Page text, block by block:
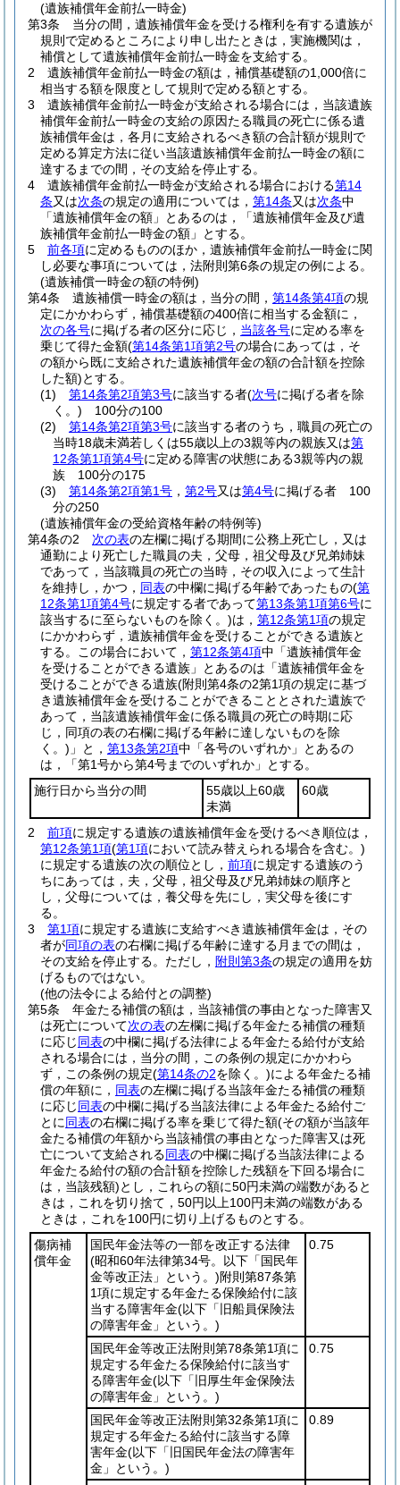
(遺族補償年金前払一時金)
第3条
当分の間，遺族補償年金を受ける権利を有する遺族が
規則で定めるところにより申し出たときは，実施機関は，
補償として遺族補償年金前払一時金を支給する。
2
遺族補償年金前払一時金の額は，補償基礎額の1,000倍に
相当する額を限度として規則で定める額とする。
3
遺族補償年金前払一時金が支給される場合には，当該遺族
補償年金前払一時金の支給の原因たる職員の死亡に係る遺
族補償年金は，各月に支給されるべき額の合計額が規則で
定める算定方法に従い当該遺族補償年金前払一時金の額に
達するまでの間，その支給を停止する。
4
遺族補償年金前払一時金が支給される場合における第14
条又は次条の規定の適用については， 第14条又は次条中
「遺族補償年金の額」とあるのは，「遺族補償年金及び遺
族補償年金前払一時金の額」とする。
5
前各項に定めるもののほか，遺族補償年金前払一時金に関
し必要な事項については，法附則第6条の規定の例による。
(遺族補償一時金の額の特例)
第4条
遺族補償一時金の額は，当分の間， 第14条第4項の規
定にかかわらず，補償基礎額の400倍に相当する金額に，
次の各号に掲げる者の区分に応じ， 当該各号に定める率を
乗じて得た金額(第14条第1項第2号の場合にあっては，そ
の額から既に支給された遺族補償年金の額の合計額を控除
した額)とする。
(1)
第14条第2項第3号に該当する者(次号に掲げる者を除
く。) 100分の100
(2)
第14条第2項第3号に該当する者のうち，職員の死亡の
当時18歳未満若しくは55歳以上の3親等内の親族又は第
12条第1項第4号に定める障害の状態にある3親等内の親
族 100分の175
(3)
第14条第2項第1号 ， 第2号又は第4号に掲げる者 100
分の250
(遺族補償年金の受給資格年齢の特例等)
第4条の2
次の表の左欄に掲げる期間に公務上死亡し，又は
通勤により死亡した職員の夫，父母，祖父母及び兄弟姉妹
であって，当該職員の死亡の当時，その収入によって生計
を維持し，かつ， 同表の中欄に掲げる年齢であったもの(第
12条第1項第4号に規定する者であって第13条第1項第6号に
該当するに至らないものを除く。)は， 第12条第1項の規定
にかかわらず，遺族補償年金を受けることができる遺族と
する。
この場合において， 第12条第4項中「遺族補償年金
を受けることができる遺族」とあるのは「遺族補償年金を
受けることができる遺族(附則第4条の2第1項の規定に基づ
き遺族補償年金を受けることができることとされた遺族で
あって，当該遺族補償年金に係る職員の死亡の時期に応
じ，同項の表の右欄に掲げる年齢に達しないものを除
く。) 」と， 第13条第2項中「各号のいずれか」とあるの
は，「第1号から第4号までのいずれか」とする。
施行日から当分の間
55歳以上60歳
未満
60歳
2 前項に規定する遺族の遺族補償年金を受けるべき順位は，
第12条第1項(第1項において読み替えられる場合を含む。)
に規定する遺族の次の順位とし， 前項に規定する遺族のう
ちにあっては，夫，父母，祖父母及び兄弟姉妹の順序と
し，父母については，養父母を先にし，実父母を後にす
る。
3
第1項に規定する遺族に支給すべき遺族補償年金は，その
者が同項の表の右欄に掲げる年齢に達する月までの間は，
その支給を停止する。 ただし， 附則第3条の規定の適用を妨
げるものではない。
(他の法令による給付との調整)
第5条
年金たる補償の額は，当該補償の事由となった障害又
は死亡について次の表の左欄に掲げる年金たる補償の種類
に応じ同表の中欄に掲げる法律による年金たる給付が支給
される場合には，当分の間，この条例の規定にかかわら
ず，この条例の規定(第14条の2を除く。)による年金たる補
償の年額に， 同表の左欄に掲げる当該年金たる補償の種類
に応じ同表の中欄に掲げる当該法律による年金たる給付ご
とに同表の右欄に掲げる率を乗じて得た額(その額が当該年
金たる補償の年額から当該補償の事由となった障害又は死
亡について支給される同表の中欄に掲げる当該法律による
年金たる給付の額の合計額を控除した残額を下回る場合に
は，当該残額)とし，これらの額に50円未満の端数があると
きは，これを切り捨て，50円以上100円未満の端数がある
ときは，これを100円に切り上げるものとする。
傷病補
償年金
国民年金法等の一部を改正する法律
(昭和60年法律第34号。以下「国民年
金等改正法」という。)附則第87条第
1項に規定する年金たる保険給付に該
当する障害年金(以下「旧船員保険法
の障害年金」という。)
0.75
国民年金等改正法附則第78条第1項に
規定する年金たる保険給付に該当す
る障害年金(以下「旧厚生年金保険法
の障害年金」という。)
0.75
国民年金等改正法附則第32条第1項に
規定する年金たる給付に該当する障
害年金(以下「旧国民年金法の障害年
金」という。)
0.89